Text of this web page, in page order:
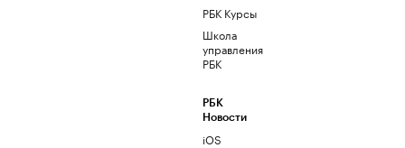
РБК Курсы
Школа
управления
РБК
РБК
Новости
iOS